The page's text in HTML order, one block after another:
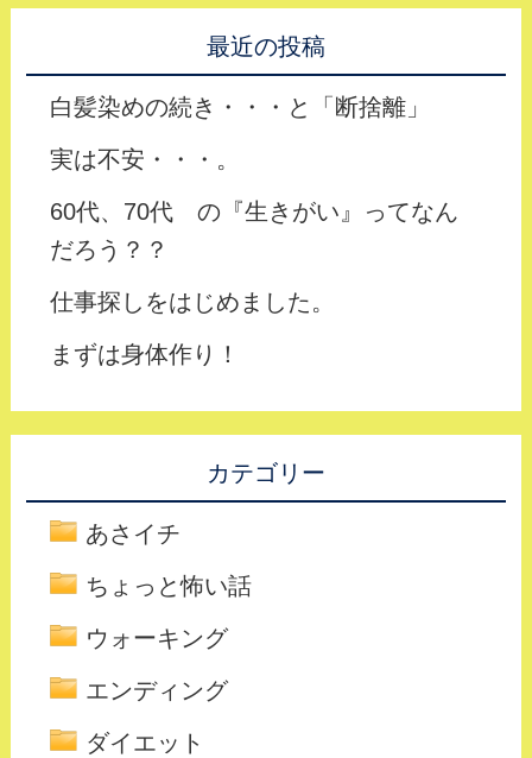
最近の投稿
白髪染めの続き・・・と「断捨離」
実は不安・・・。
60代、70代 の『生きがい』ってなん
だろう？？
仕事探しをはじめました。
まずは身体作り！
カテゴリー
あさイチ
ちょっと怖い話
ウォーキング
エンディング
ダイエット